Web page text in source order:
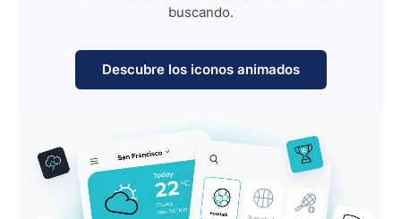
buscando.
Descubre los iconos animados